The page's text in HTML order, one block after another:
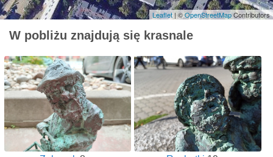
Leaflet| ©OpenStreetMapContributors
W pobliżu znajdują się krasnale